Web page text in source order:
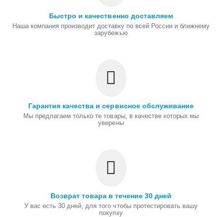
Быстро и качественно доставляем
Наша компания производит доставку по всей России и ближнему
зарубежью
Гарантия качества и сервисное обслуживание
Мы предлагаем только те товары, в качестве которых мы
уверены
Возврат товара в течение 30 дней
У вас есть 30 дней, для того чтобы протестировать вашу
покупку